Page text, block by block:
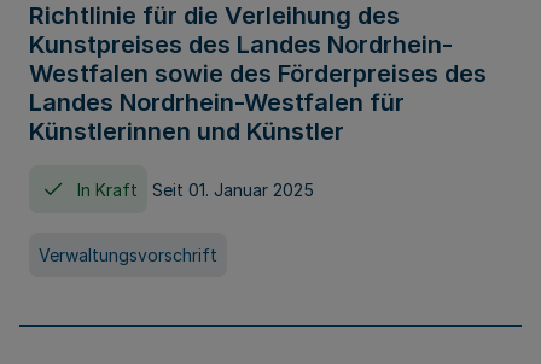
Richtlinie für die Verleihung des
Kunstpreises des Landes Nordrhein-
Westfalen sowie des Förderpreises des
Landes Nordrhein-Westfalen für
Künstlerinnen und Künstler
In Kraft Seit 01. Januar 2025
Verwaltungsvorschrift